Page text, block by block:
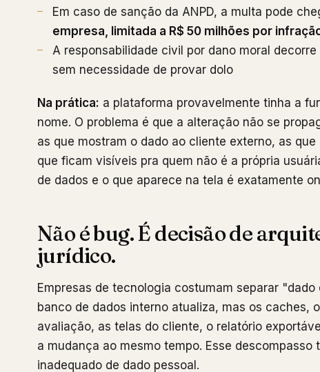
Em caso de sanção da ANPD, a multa pode
empresa, limitada a R$ 50 milhões por
A responsabilidade civil por dano moral
sem necessidade de provar dolo
Na prática: a plataforma provavelmente tinha a
nome. O problema é que a alteração não se
as que mostram o dado ao cliente externo, as
que ficam visíveis pra quem não é a própria
de dados e o que aparece na tela é exatamente
Não é bug. É decisão de
jurídico.
Empresas de tecnologia costumam separar
banco de dados interno atualiza, mas os caches,
avaliação, as telas do cliente, o relatório
a mudança ao mesmo tempo. Esse
inadequado de dado pessoal.